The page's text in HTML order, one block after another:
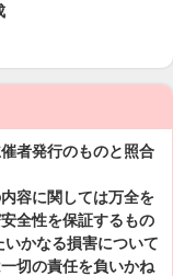
者発行のものと照合
容に関しては万全を
全性を保証するもの
かなる損害について
切の責任を負いかね